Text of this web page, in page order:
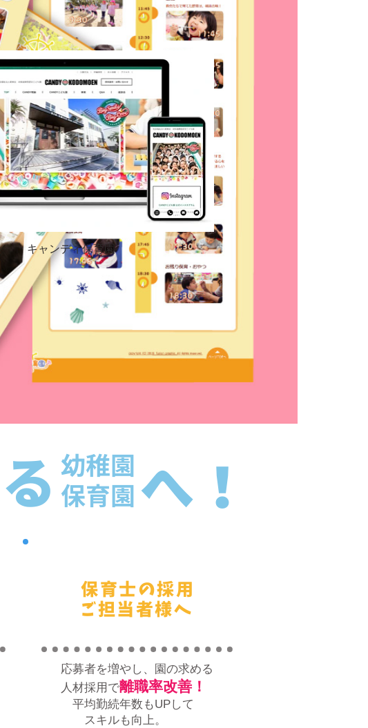
キャンディ保育園
保育士の採用
ご担当者様へ
応募者を増やし、園の求める
人材採用で離職率改善 ！
平均勤続年数もUPして
スキルも向上。
へ！
幼稚園
保育園